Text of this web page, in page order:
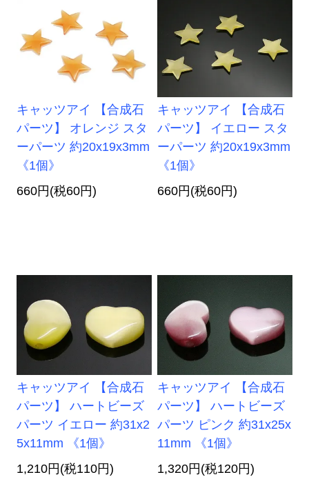
キャッツアイ 【合成石
パーツ】 オレンジ スタ
ーパーツ 約20x19x3mm
《1個》
660円(税60円)
キャッツアイ 【合成石
パーツ】 イエロー スタ
ーパーツ 約20x19x3mm
《1個》
660円(税60円)
キャッツアイ 【合成石
パーツ】 ハートビーズ
パーツ イエロー 約31x2
5x11mm 《1個》
1,210円(税110円)
キャッツアイ 【合成石
パーツ】 ハートビーズ
パーツ ピンク 約31x25x
11mm 《1個》
1,320円(税120円)